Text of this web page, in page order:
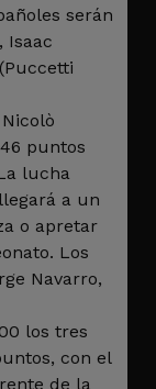
serán
Isaac
puntos
lucha
a un
o apretar
Los
Navarro,
los tres
con el
de la